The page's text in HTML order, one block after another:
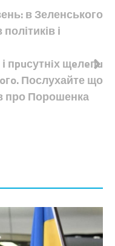
в Зеленського
і
пpuсутнiх щeлeпu
Послухайте що
про Порошенка